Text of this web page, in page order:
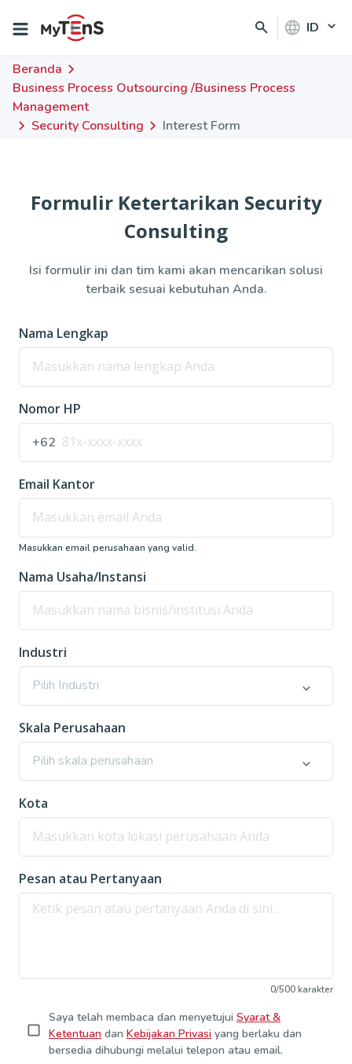
ID
Beranda
Business Process Outsourcing /Business Process
Management
Security Consulting
Interest Form
Formulir Ketertarikan Security
Consulting
Isi formulir ini dan tim kami akan mencarikan solusi
terbaik sesuai kebutuhan Anda.
Nama Lengkap
Nomor HP
+62
Email Kantor
Masukkan email perusahaan yang valid.
Nama Usaha/Instansi
Industri
Pilih Industri
Skala Perusahaan
Pilih skala perusahaan
Kota
Pesan atau Pertanyaan
0/500karakter
Saya telah membaca dan menyetujui Syarat &
Ketentuan dan Kebijakan Privasi yang berlaku dan
bersedia dihubungi melalui telepon atau email.